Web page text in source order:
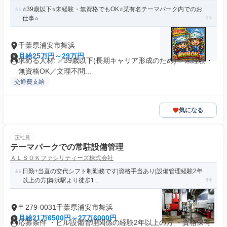
⭐️39歳以下⭐️未経験・無資格でもOK⭐️某有名テーマパーク内でのお
仕事⭐️
千葉県浦安市舞浜
月給25万円～29万円
求める人材: ✅39歳以下(長期キャリア形成のため) ✅未経験・
無資格OK／文理不問...
交通費支給
気になる
正社員
テーマパークでの常駐設備管理
ＡＬＳＯＫファシリティーズ株式会社
日勤+当直の交代シフト制勤務です|資格手当あり|設備管理経験2年
以上の方|舞浜駅より徒歩1...
〒279-0031千葉県浦安市舞浜
月給21万6500円～27万6000円
応募条件 ・ビル設備管理関係の経験2年以上の方 ・資格保有